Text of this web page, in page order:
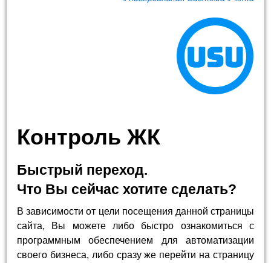
Контроль ЖК
Быстрый переход.
Что Вы сейчас хотите сделать?
В зависимости от цели посещения данной страницы
сайта, Вы можете либо быстро ознакомиться с
программным обеспечением для автоматизации
своего бизнеса, либо сразу же перейти на страницу